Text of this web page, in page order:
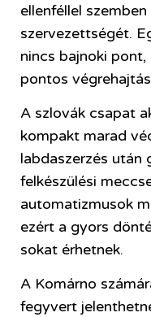
ellenféllel
szervezettségét.
nincs bajnoki
pontos
A szlovák csapat
kompakt marad
labdaszerzés után
felkészülési
automatizmusok
ezért a gyors
sokat érhetnek.
A Komárno
fegyvert